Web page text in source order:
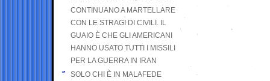
CONTINUANO A MARTELLARE
CON LE STRAGI DI CIVILI. IL
GUAIO È CHE GLI AMERICANI
HANNO USATO TUTTI I MISSILI
PER LA GUERRA IN IRAN
SOLO CHI È IN MALAFEDE